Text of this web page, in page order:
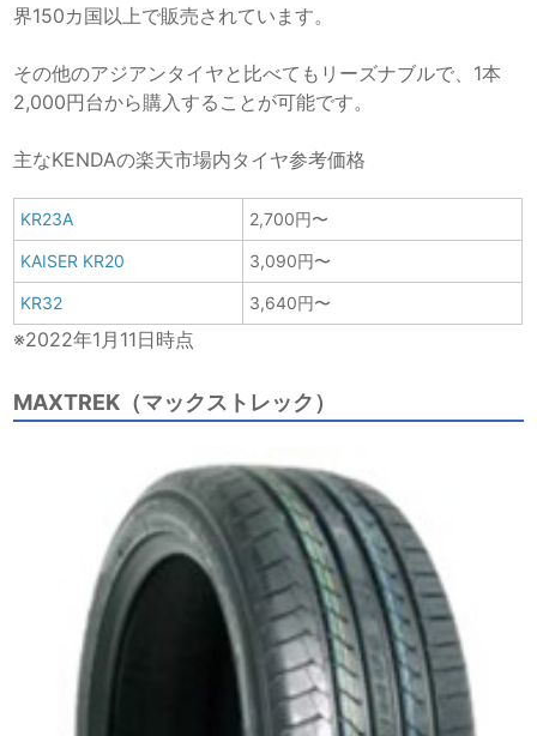
界150カ国以上で販売されています。
その他のアジアンタイヤと比べてもリーズナブルで、1本
2,000円台から購入することが可能です。
主なKENDAの楽天市場内タイヤ参考価格
KR23A 2,700円〜
KAISER KR20 3,090円〜
KR32 3,640円〜
※2022年1月11日時点
MAXTREK（マックストレック）